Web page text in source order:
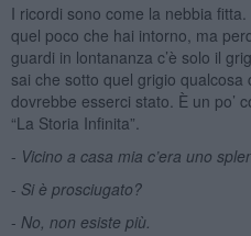
I ricordi sono come la nebbia
quel poco che hai intorno, ma
guardi in lontananza c’è solo il
sai che sotto quel grigio
dovrebbe esserci stato. È un po’
“La Storia Infinita”.
- Vicino a casa mia c’era uno
- Si è prosciugato?
- No, non esiste più.